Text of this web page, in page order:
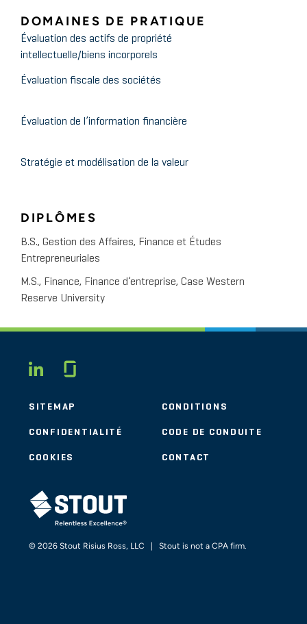
DOMAINES DE PRATIQUE
Évaluation des actifs de propriété
intellectuelle/biens incorporels
Évaluation fiscale des sociétés
Évaluation de l’information financière
Stratégie et modélisation de la valeur
DIPLÔMES
B.S., Gestion des Affaires, Finance et Études
Entrepreneuriales
M.S., Finance, Finance d’entreprise, Case Western
Reserve University
LINKEDIN
SITEMAP CONDITIONS
CONFIDENTIALITÉ CODE DE CONDUITE
COOKIES CONTACT
STOUT LOGO
© 2026 Stout Risius Ross, LLC | Stout is not a CPA firm.